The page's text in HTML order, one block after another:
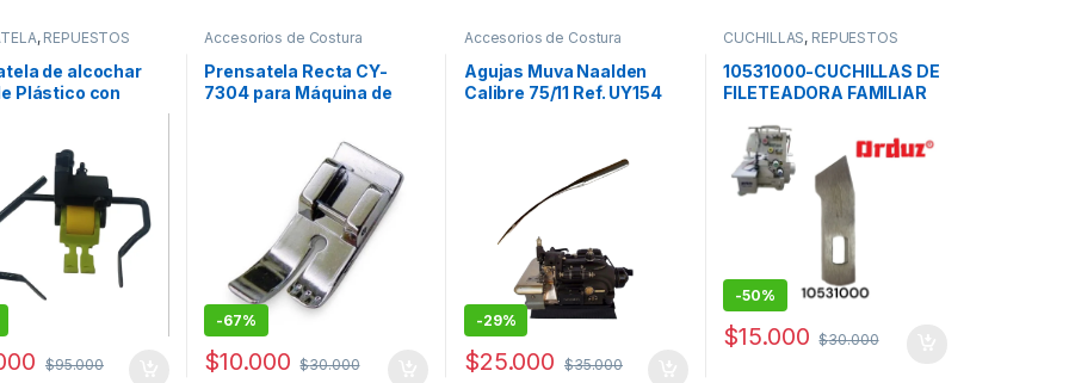
, REPUESTOS
Mecánicos,
para Planas
de alcochar
Plástico con
$95.000
Accesorios de Costura
de maqquinas de coser,
PRENSATELA, REPUESTOS
MAQUINAS DE COSER
Prensatela Recta CY-
7304 para Máquina de
-67%
$10.000 $30.000
Accesorios de Costura
REPUESTOS MAQUINAS DE
COSER,Repuestos Mecánicos
Agujas Muva Naalden
Calibre 75/11 Ref. UY154
-29%
$25.000 $35.000
CUCHILLAS, REPUESTOS
Repuestos Mecánicos ,
Repuestos para Fileteadoras
Familiares
10531000-CUCHILLAS DE
FILETEADORA FAMILIAR
-50%
$15.000 $30.000